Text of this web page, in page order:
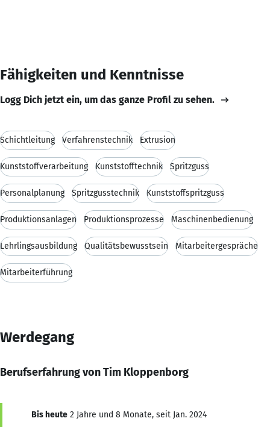
Fähigkeiten und Kenntnisse
Logg Dich jetzt ein, um das ganze Profil zu sehen.
Schichtleitung Verfahrenstechnik Extrusion
Kunststoffverarbeitung Kunststofftechnik Spritzguss
Personalplanung Spritzgusstechnik Kunststoffspritzguss
Produktionsanlagen Produktionsprozesse Maschinenbedienung
Lehrlingsausbildung Qualitätsbewusstsein Mitarbeitergespräche
Mitarbeiterführung
Werdegang
Berufserfahrung von Tim Kloppenborg
Bis heute 2 Jahre und 8 Monate, seit Jan. 2024